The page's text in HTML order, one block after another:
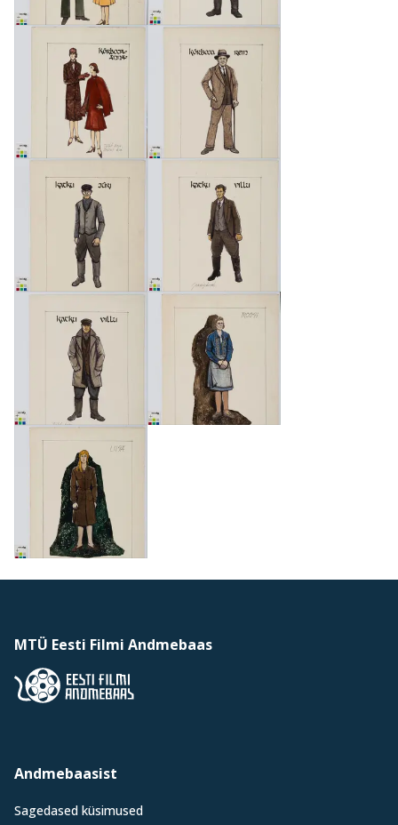
MTÜ Eesti Filmi Andmebaas
Andmebaasist
Sagedased küsimused